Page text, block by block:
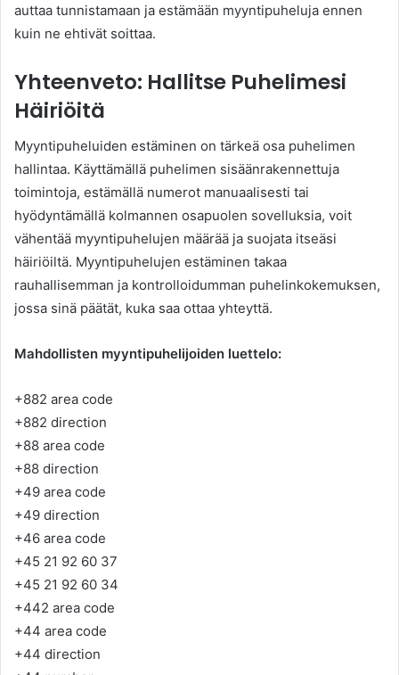
auttaa tunnistamaan ja estämään myyntipuheluja ennen
kuin ne ehtivät soittaa.
Yhteenveto: Hallitse Puhelimesi
Häiriöitä
Myyntipuheluiden estäminen on tärkeä osa puhelimen
hallintaa. Käyttämällä puhelimen sisäänrakennettuja
toimintoja, estämällä numerot manuaalisesti tai
hyödyntämällä kolmannen osapuolen sovelluksia, voit
vähentää myyntipuhelujen määrää ja suojata itseäsi
häiriöiltä. Myyntipuhelujen estäminen takaa
rauhallisemman ja kontrolloidumman puhelinkokemuksen,
jossa sinä päätät, kuka saa ottaa yhteyttä.
Mahdollisten myyntipuhelijoiden luettelo:
+882 area code
+882 direction
+88 area code
+88 direction
+49 area code
+49 direction
+46 area code
+45 21 92 60 37
+45 21 92 60 34
+442 area code
+44 area code
+44 direction